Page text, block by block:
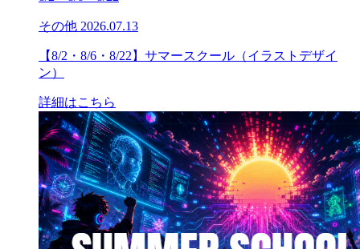
その他 2026.07.13
【8/2・8/6・8/22】サマースクール（イラストデザイ
ン）
詳細はこちら